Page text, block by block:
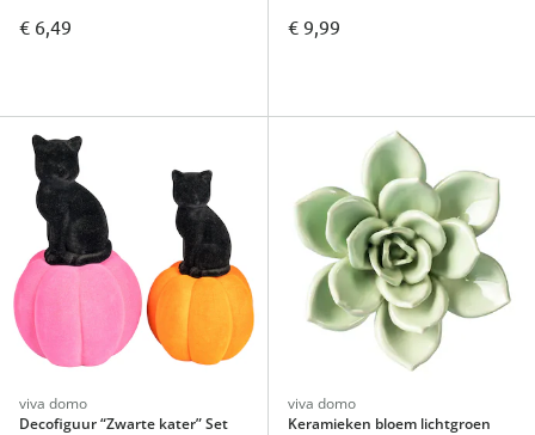
€ 6,49 € 9,99
viva domo
Decofiguur “Zwarte kater” Set
viva domo
Keramieken bloem lichtgroen